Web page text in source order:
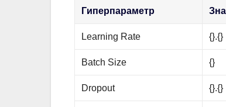
Гиперпараметр
Learning Rate {}.{}
Batch Size {}
Dropout {}.{}